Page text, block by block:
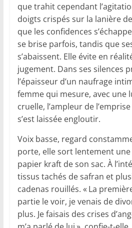
que trahit cependant
doigts crispés sur la lanière
que les confidences
se brise parfois, tandis que
s’abaissent. Elle évite en
jugement. Dans ses silences
l’épaisseur d’un naufrage
femme qui mesure, avec une
cruelle, l’ampleur de
s’est laissée engloutir.
Voix basse, regard
porte, elle sort lentement
papier kraft de son sac. À
tissus tachés de safran et
cadenas rouillés. « La
partie le voir, je venais de
plus. Je faisais des crises